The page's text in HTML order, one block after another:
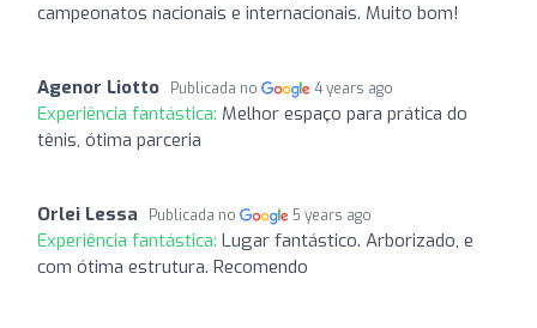
campeonatos nacionais e internacionais. Muito bom!
Agenor Liotto Publicada no 4 years ago
Experiência fantástica: Melhor espaço para prática do
tênis, ótima parceria
Orlei Lessa Publicada no 5 years ago
Experiência fantástica: Lugar fantástico. Arborizado, e
com ótima estrutura. Recomendo